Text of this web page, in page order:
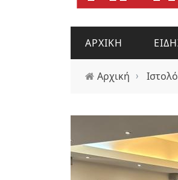
ΑΡΧΙΚΗ
Αρχική ›